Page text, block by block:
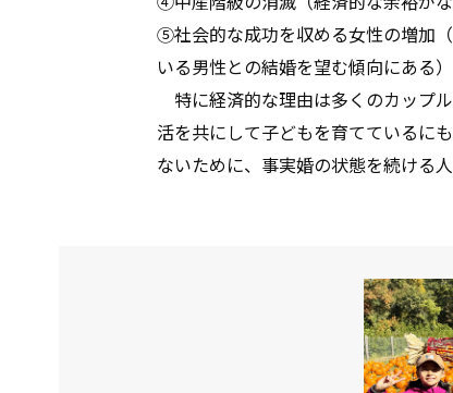
⑤社会的な成功を収める女性の増加
いる男性との結婚を望む傾向にある）
特に経済的な理由は多くのカップ
活を共にして子どもを育てているに
ないために、事実婚の状態を続ける人